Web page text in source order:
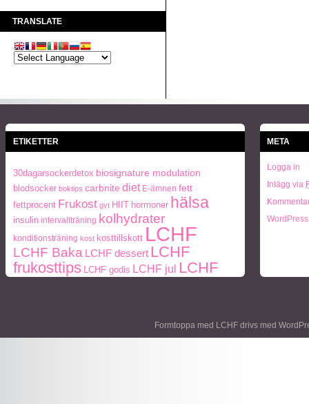
TRANSLATE
ETIKETTER
30dagarsockerdetox biosignature modulation
blodsocker boktips carbnite diet E-ämnen fett
fettprocent Frukost gvt HIIT hormoner hälsa
insulin intervallträning kolhydrater
konditionsträning kost kosttillskott LCHF
LCHF Baka LCHF dessert LCHF
frukosttips
LCHF godis LCHF jul LCHF
META
Logga in
Inlägg via
Formtoppa med LCHF drivs med